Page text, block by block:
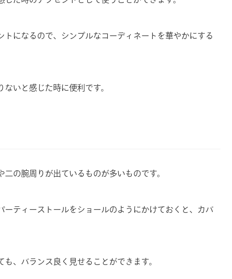
になるので、シンプルなコーディネートを華やかにする
いと感じた時に便利です。
の腕周りが出ているものが多いものです。
ーティーストールをショールのようにかけておくと、カバ
、バランス良く見せることができます。